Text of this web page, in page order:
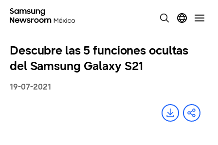
Descubre las 5 funciones ocultas
del Samsung Galaxy S21
19-07-2021